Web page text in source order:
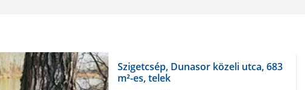
Szigetcsép, Dunasor közeli utca, 683
m²-es, telek